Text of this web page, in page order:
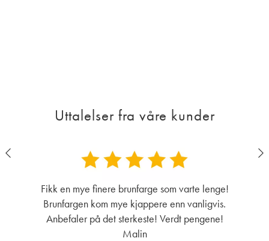
Uttalelser fra våre kunder
Fikk en mye finere brunfarge som varte lenge!
Brunfargen kom mye kjappere enn vanligvis.
Anbefaler på det sterkeste! Verdt pengene!
Malin